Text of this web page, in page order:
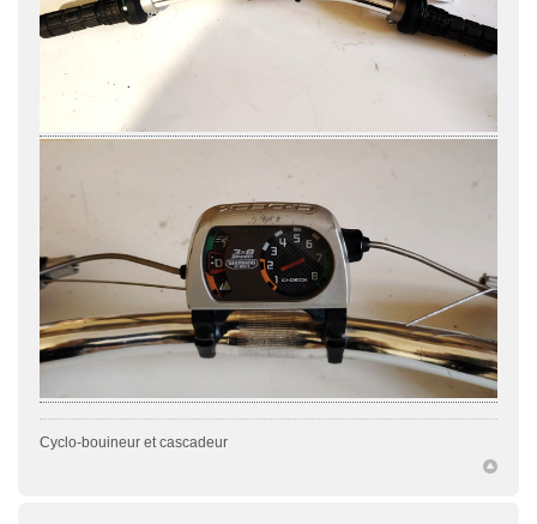
Cyclo-bouineur et cascadeur